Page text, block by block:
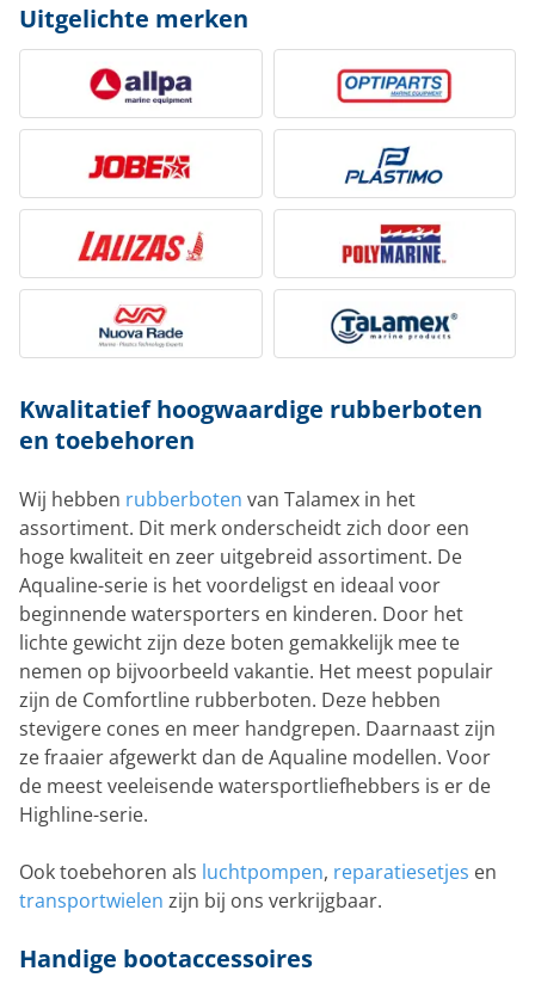
Uitgelichte merken
Kwalitatief hoogwaardige rubberboten
en toebehoren
Wij hebben rubberboten van Talamex in het
assortiment. Dit merk onderscheidt zich door een
hoge kwaliteit en zeer uitgebreid assortiment. De
Aqualine-serie is het voordeligst en ideaal voor
beginnende watersporters en kinderen. Door het
lichte gewicht zijn deze boten gemakkelijk mee te
nemen op bijvoorbeeld vakantie. Het meest populair
zijn de Comfortline rubberboten. Deze hebben
stevigere cones en meer handgrepen. Daarnaast zijn
ze fraaier afgewerkt dan de Aqualine modellen. Voor
de meest veeleisende watersportliefhebbers is er de
Highline-serie.
Ook toebehoren als luchtpompen, reparatiesetjes en
transportwielen zijn bij ons verkrijgbaar.
Handige bootaccessoires